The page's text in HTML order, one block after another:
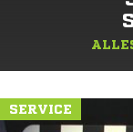
SERVICE